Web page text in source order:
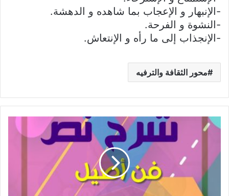
-الإنبهار و الإعجاب بما شاهده و الدهشة.
-النشوة و الفرحة.
-الإنجذاب إلى ما رأه و الإنتعاش.
محور الثقافة والترفيه
شرح
اصيل